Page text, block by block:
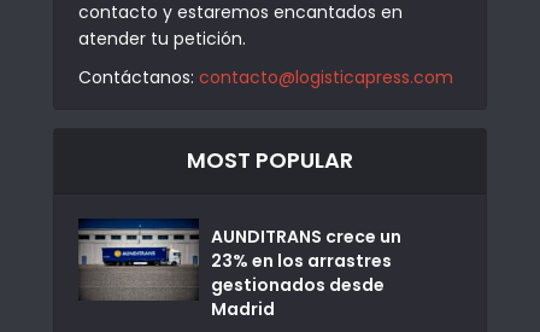
contacto y estaremos encantados en
atender tu petición.
Contáctanos: contacto@logisticapress.com
MOST POPULAR
AUNDITRANS crece un
23% en los arrastres
gestionados desde
Madrid